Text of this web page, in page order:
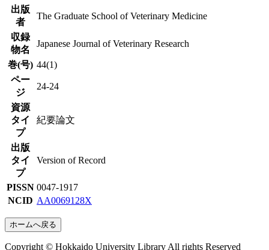
出版
者
The Graduate School of Veterinary Medicine
収録
物名
Japanese Journal of Veterinary Research
巻(号) 44(1)
ペー
ジ
24-24
資源
タイ
プ
紀要論文
出版
タイ
プ
Version of Record
PISSN 0047-1917
NCID AA0069128X
ホームへ戻る
Copyright © Hokkaido University Library All rights Reserved